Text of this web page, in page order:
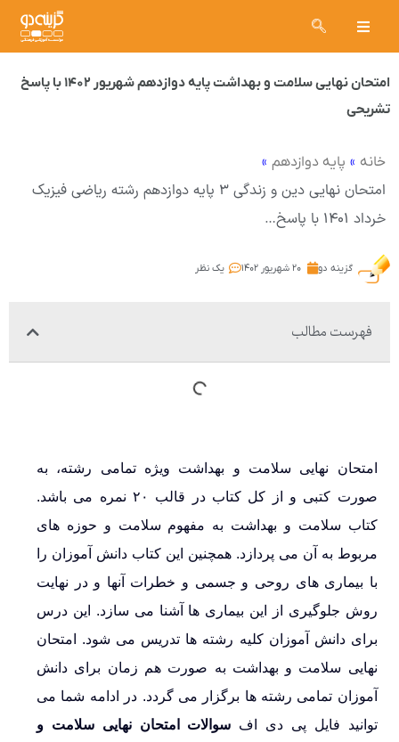
امتحان نهایی سلامت و بهداشت پایه دوازدهم شهریور ۱۴۰۲ با پاسخ
تشریحی
خانه » پایه دوازدهم »
امتحان نهایی دین و زندگی ۳ پایه دوازدهم رشته ریاضی فیزیک
خرداد ۱۴۰۱ با پاسخ…
گزینه دو ۲۰ شهریور ۱۴۰۲ یک نظر
فهرست مطالب
امتحان نهایی سلامت و بهداشت ویژه تمامی رشته، به
صورت کتبی و از کل کتاب در قالب ۲۰ نمره می باشد.
کتاب سلامت و بهداشت به مفهوم سلامت و حوزه های
مربوط به آن می پردازد. همچنین این کتاب دانش آموزان را
با بیماری های روحی و جسمی و خطرات آنها و در نهایت
روش جلوگیری از این بیماری ها آشنا می سازد. این درس
برای دانش آموزان کلیه رشته ها تدریس می شود. امتحان
نهایی سلامت و بهداشت به صورت هم زمان برای دانش
آموزان تمامی رشته ها برگزار می گردد. در ادامه شما می
توانید فایل پی دی اف سوالات امتحان نهایی سلامت و